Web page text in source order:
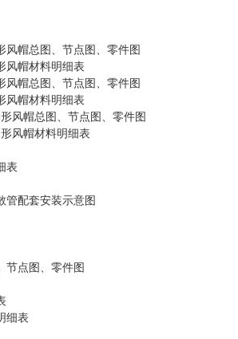
风帽总图、节点图、零件图
风帽材料明细表
风帽总图、节点图、零件图
风帽材料明细表
风帽总图、节点图、零件图
风帽材料明细表
表
管配套安装示意图
节点图、零件图
细表